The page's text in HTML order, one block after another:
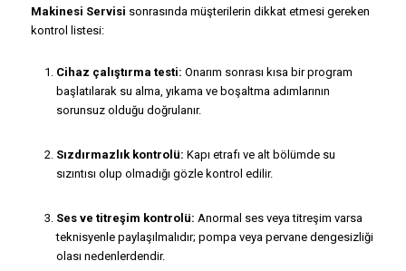
Makinesi Servisi sonrasında müşterilerin dikkat etmesi gereken
kontrol listesi:
Cihaz çalıştırma testi: Onarım sonrası kısa bir program
başlatılarak su alma, yıkama ve boşaltma adımlarının
sorunsuz olduğu doğrulanır.
Sızdırmazlık kontrolü: Kapı etrafı ve alt bölümde su
sızıntısı olup olmadığı gözle kontrol edilir.
Ses ve titreşim kontrolü: Anormal ses veya titreşim varsa
teknisyenle paylaşılmalıdır; pompa veya pervane dengesizliği
olası nedenlerdendir.